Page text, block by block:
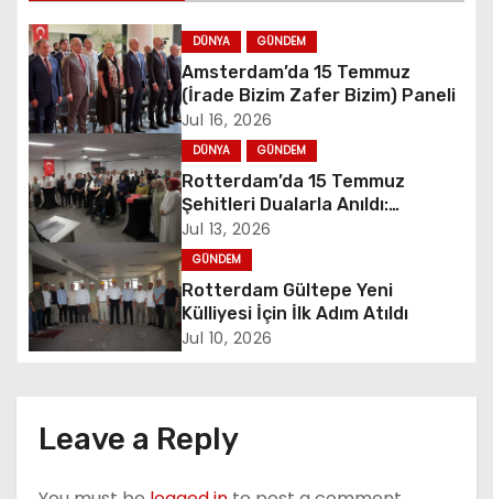
n
a
v
i
g
a
t
i
n
DÜNYA GÜNDEM
Amsterdam’da 15 Temmuz
(İrade Bizim Zafer Bizim) Paneli
Jul 16, 2026
DÜNYA GÜNDEM
Rotterdam’da 15 Temmuz
Şehitleri Dualarla Anıldı:
“Demokrasiye Sahip Çıkmanın
Sembolü”
Jul 13, 2026
GÜNDEM
Rotterdam Gültepe Yeni
Külliyesi İçin İlk Adım Atıldı
Jul 10, 2026
Leave a Reply